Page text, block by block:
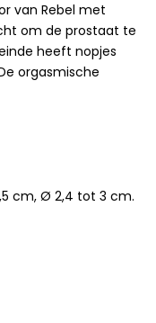
van Rebel met
om de prostaat te
heeft nopjes
orgasmische
cm, Ø 2,4 tot 3 cm.